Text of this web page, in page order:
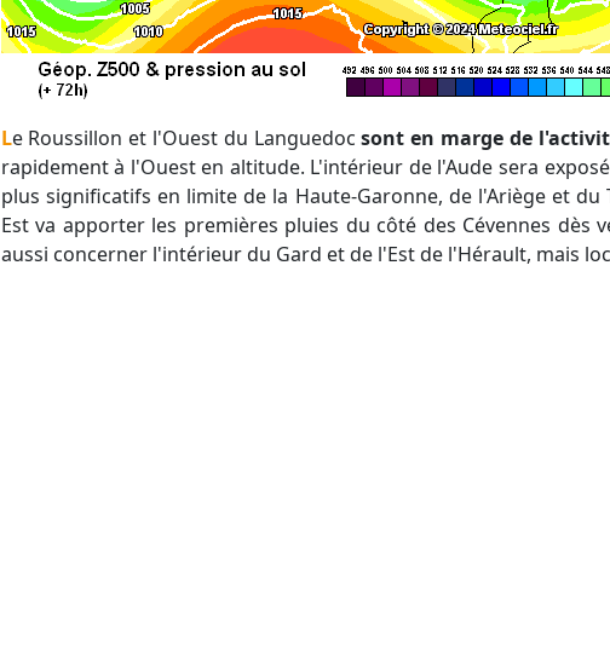
Le Roussillon et l'Ouest du Languedocsont en marge de
rapidement à l'Ouest en altitude. L'intérieur de l'Aude sera
plus significatifs en limite de la Haute-Garonne, de l'Ariège et du
Est va apporter les premières pluies du côté des Cévennes dès
aussi concerner l'intérieur du Gard et de l'Est de l'Hérault, mais